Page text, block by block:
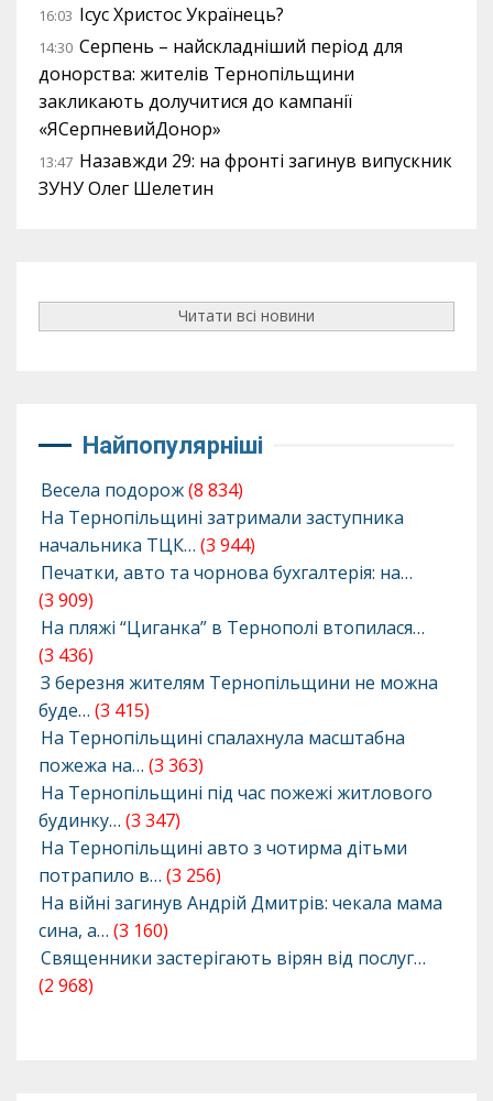
16:03 Ісус Христос Українець?
14:30 Серпень – найскладніший період для
донорства: жителів Тернопільщини
закликають долучитися до кампанії
«ЯСерпневийДонор»
13:47 Назавжди 29: на фронті загинув випускник
ЗУНУ Олег Шелетин
Читати всі новини
Найпопулярніші
Весела подорож(8 834)
На Тернопільщині затримали заступника
начальника ТЦК… (3 944)
Печатки, авто та чорнова бухгалтерія: на…
(3 909)
На пляжі “Циганка” в Тернополі втопилася…
(3 436)
З березня жителям Тернопільщини не можна
буде… (3 415)
На Тернопільщині спалахнула масштабна
пожежа на… (3 363)
На Тернопільщині під час пожежі житлового
будинку… (3 347)
На Тернопільщині авто з чотирма дітьми
потрапило в… (3 256)
На війні загинув Андрій Дмитрів: чекала мама
сина, а… (3 160)
Священники застерігають вірян від послуг…
(2 968)